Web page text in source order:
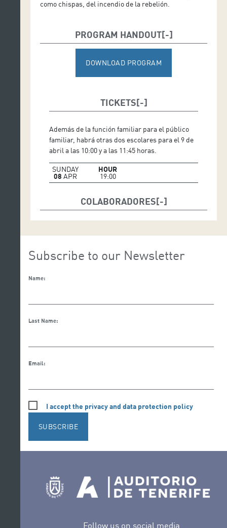
como chispas, del incendio de la rebelión.
PROGRAM HANDOUT
DOWNLOAD PROGRAM
TICKETS
Además de la función familiar para el público
familiar, habrá otras dos escolares para el 9 de
abril a las 10:00 y a las 11:45 horas.
SUNDAY
08 APR
HOUR
19:00
COLABORADORES
Subscribe to our Newsletter
Name:
Last Name:
Email:
I accept the privacy and data protection policy
SUBSCRIBE
Follow us on social media